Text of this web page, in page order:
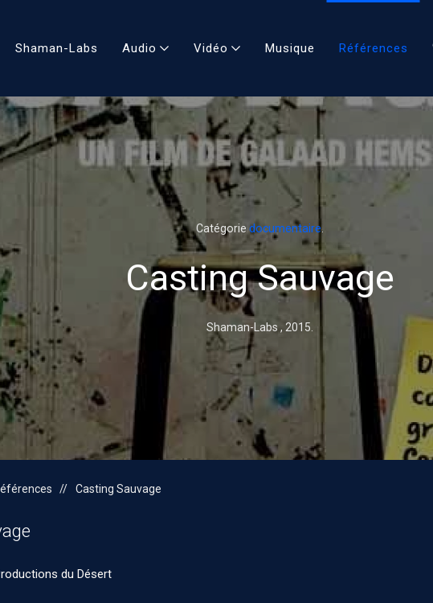
Shaman-Labs Audio Vidéo Musique Références
Catégorie documentaire
Casting Sauvage
Shaman-Labs , 2015
Casting Sauvage
du Désert